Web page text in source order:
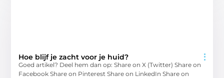
Hoe blijf je zacht voor je huid?
Goed artikel? Deel hem dan op: Share on X (Twitter) Share on
Facebook Share on Pinterest Share on LinkedIn Share on